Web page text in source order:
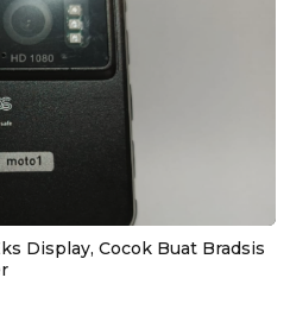
Display, Cocok Buat Bradsis